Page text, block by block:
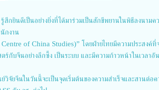
สึกยินดีเป็นอย่างยิ่งที่ได้มาร่วมเป็นสักขีพยานในพิธีลงนามค
กงาน
of China Studies)” โดยฝ่ายไทยมีความประสงค์ที่
ร์กับจีนอย่างลึกซึ้ง เป็นระบบ และมีความก้าวหน้าในเวลาอัน
จัยจีนในวันนี้จะเป็นจุดเริ่มต้นของความสำเร็จและสานต่อค